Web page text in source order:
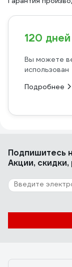
120
Вы можете
использован
Подробнее
Подпишитесь
Акции,